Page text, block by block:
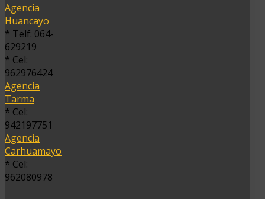
Agencia
Huancayo
* Telf: 064-
629219
* Cel:
962976424
Agencia
Tarma
* Cel:
942197751
Agencia
Carhuamayo
* Cel:
962080978